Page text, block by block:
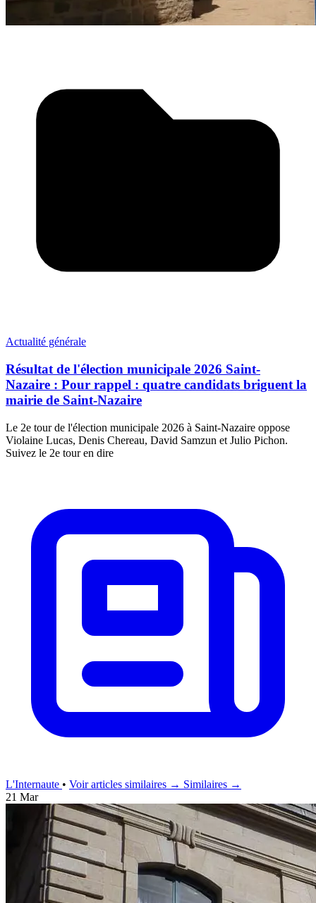
Actualité générale
Résultat de l'élection municipale 2026 Saint-
Nazaire : Pour rappel : quatre candidats briguent la
mairie de Saint-Nazaire
Le 2e tour de l'élection municipale 2026 à Saint-Nazaire oppose
Violaine Lucas, Denis Chereau, David Samzun et Julio Pichon.
Suivez le 2e tour en dire
L'Internaute • Voir articles similaires → Similaires →
21 Mar